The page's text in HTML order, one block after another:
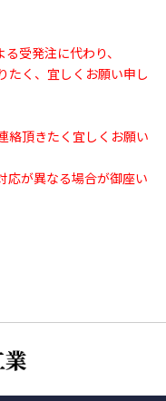
受発注に代わり、
たく、宜しくお願い申し
絡頂きたく宜しくお願い
応が異なる場合が御座い